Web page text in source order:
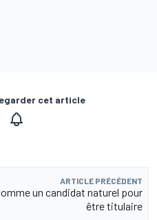
cet article
ARTICLE PRÉCÉDENT
un candidat naturel pour
être titulaire